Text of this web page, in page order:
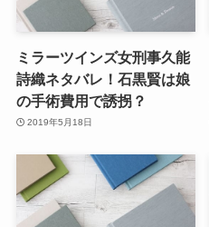
ミラーツインズ女刑事久能
詩織ネタバレ！石黒賢は娘
の手術費用で誘拐？
2019年5月18日